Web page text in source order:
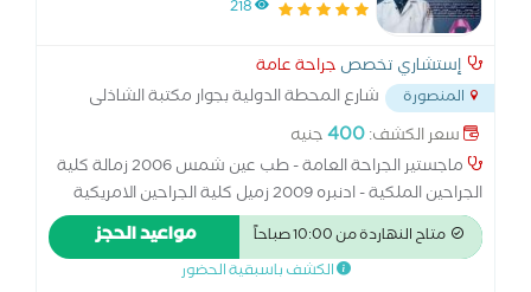
بالإسكندرية
218
إستشاري تخصص جراحة عامة
المنصورة
شارع المحطة الدولية بجوار مكتبة الشاذلى
الجديدة...
سعر الكشف:400جنيه
ماجستير الجراحة العامة - طب عين شمس 2006 زمالة كلية
الجراحين الملكية - ادنبره 2009 زميل كلية الجراحين الامريكية
2015 البورد المصرى فى الجراحة العامة 2017 البورد المصرى فى
جراحة القولون و المستقيم و الشرج 2021 البورد المصرى فى
جراحة الأورام رئيس اقسام الجراحة بمستشفى الشرطة
متاح النهاردة من 10:00 صباحاً مواعيد الحجز
الكشف باسبقية الحضور